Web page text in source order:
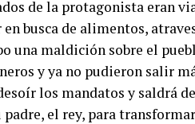
de la protagonista eran
en busca de alimentos,
una maldición sobre el
y ya no pudieron salir
los mandatos y saldrá
padre, el rey, para